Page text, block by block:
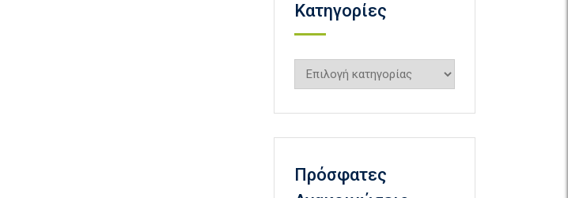
Kατηγορίες
Kατηγορίες
Πρόσφατες